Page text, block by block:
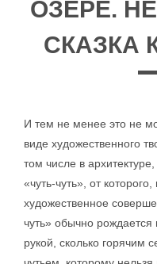
ОЗЕРЕ.
СКАЗКА
И тем не менее это не
виде художественного
том числе в
«чуть-чуть», от
художественное
чуть» обычно рождается
рукой, сколько горячим